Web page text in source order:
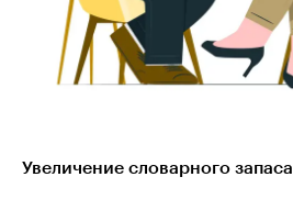
Увеличение словарного запаса